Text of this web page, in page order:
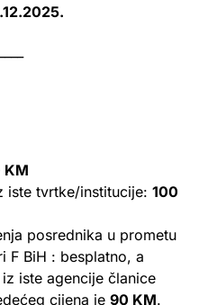
KM
iste tvrtke/institucije: 100
posrednika u prometu
F BiH : besplatno, a
iste agencije članice
cijena je 90 KM.